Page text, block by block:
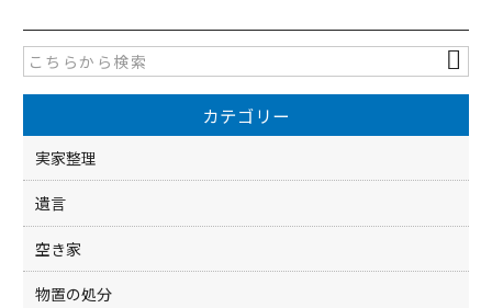
e
b
o
o
k
er
カテゴリー
実家整理
遺言
空き家
物置の処分